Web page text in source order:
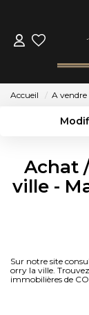
Accueil A vendre
Type de bien
Achat
ville -
Sur notre site
orry la ville.
immobilières de